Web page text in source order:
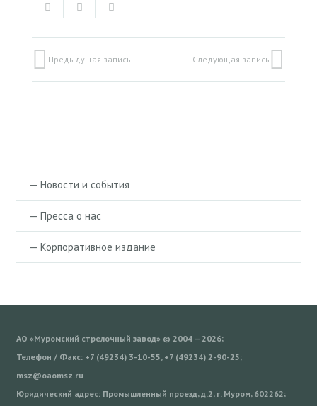
Предыдущая запись Следующая запись
— Новости и события
— Пресса о нас
— Корпоративное издание
АО «Муромский стрелочный завод» © 2004 — 2026;
Телефон / Факс: +7 (49234) 3-10-55, +7 (49234) 2-90-25;
msz@oaomsz.ru
Юридический адрес: Промышленный проезд, д.2, г. Муром, 602262;